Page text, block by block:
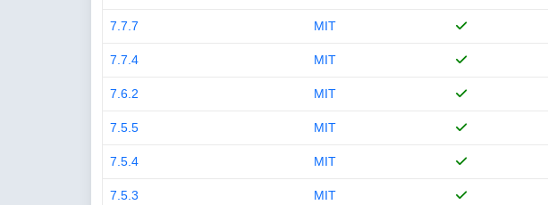
7.7.7 MIT
7.7.4 MIT
7.6.2 MIT
7.5.5 MIT
7.5.4 MIT
7.5.3 MIT